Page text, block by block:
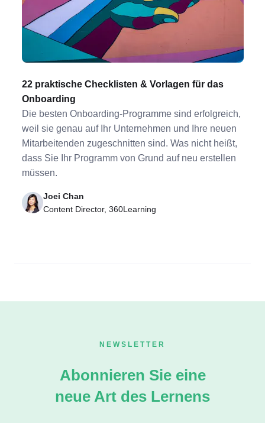
22 praktische Checklisten & Vorlagen für das
Onboarding
Die besten Onboarding-Programme sind erfolgreich,
weil sie genau auf Ihr Unternehmen und Ihre neuen
Mitarbeitenden zugeschnitten sind. Was nicht heißt,
dass Sie Ihr Programm von Grund auf neu erstellen
müssen.
Joei Chan
Content Director, 360Learning
NEWSLETTER
Abonnieren Sie eine
neue Art des Lernens